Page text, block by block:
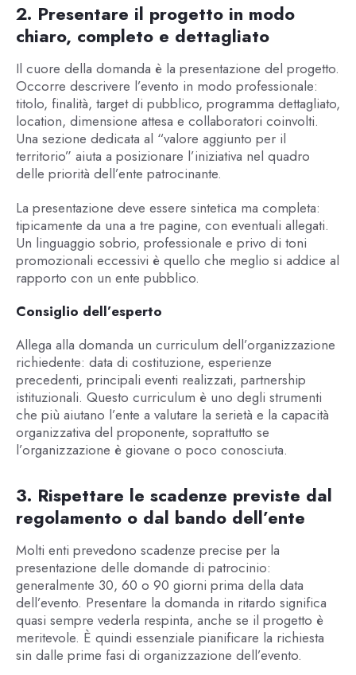
2. Presentare il progetto in modo
chiaro, completo e dettagliato
Il cuore della domanda è la presentazione del progetto.
Occorre descrivere l’evento in modo professionale:
titolo, finalità, target di pubblico, programma dettagliato,
location, dimensione attesa e collaboratori coinvolti.
Una sezione dedicata al “valore aggiunto per il
territorio” aiuta a posizionare l’iniziativa nel quadro
delle priorità dell’ente patrocinante.
La presentazione deve essere sintetica ma completa:
tipicamente da una a tre pagine, con eventuali allegati.
Un linguaggio sobrio, professionale e privo di toni
promozionali eccessivi è quello che meglio si addice al
rapporto con un ente pubblico.
Consiglio dell’esperto
Allega alla domanda un curriculum dell’organizzazione
richiedente: data di costituzione, esperienze
precedenti, principali eventi realizzati, partnership
istituzionali. Questo curriculum è uno degli strumenti
che più aiutano l’ente a valutare la serietà e la capacità
organizzativa del proponente, soprattutto se
l’organizzazione è giovane o poco conosciuta.
3. Rispettare le scadenze previste dal
regolamento o dal bando dell’ente
Molti enti prevedono scadenze precise per la
presentazione delle domande di patrocinio:
generalmente 30, 60 o 90 giorni prima della data
dell’evento. Presentare la domanda in ritardo significa
quasi sempre vederla respinta, anche se il progetto è
meritevole. È quindi essenziale pianificare la richiesta
sin dalle prime fasi di organizzazione dell’evento.